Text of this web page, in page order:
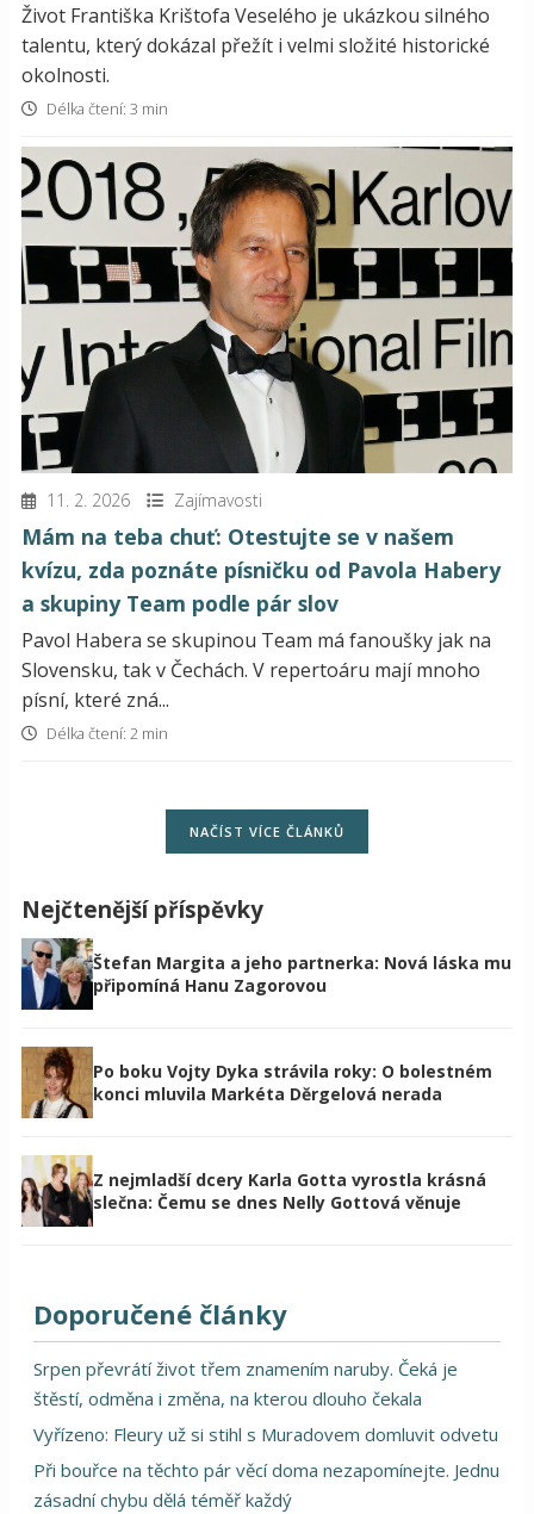
Život Františka Krištofa Veselého je ukázkou silného
talentu, který dokázal přežít i velmi složité historické
okolnosti.
Délka čtení: 3 min
11. 2. 2026 Zajímavosti
Mám na teba chuť: Otestujte se v našem
kvízu, zda poznáte písničku od Pavola Habery
a skupiny Team podle pár slov
Pavol Habera se skupinou Team má fanoušky jak na
Slovensku, tak v Čechách. V repertoáru mají mnoho
písní, které zná...
Délka čtení: 2 min
NAČÍST VÍCE ČLÁNKŮ
Nejčtenější příspěvky
Štefan Margita a jeho partnerka: Nová láska mu
připomíná Hanu Zagorovou
Po boku Vojty Dyka strávila roky: O bolestném
konci mluvila Markéta Děrgelová nerada
Z nejmladší dcery Karla Gotta vyrostla krásná
slečna: Čemu se dnes Nelly Gottová věnuje
Doporučené články
Srpen převrátí život třem znamením naruby. Čeká je
štěstí, odměna i změna, na kterou dlouho čekala
Vyřízeno: Fleury už si stihl s Muradovem domluvit odvetu
Při bouřce na těchto pár věcí doma nezapomínejte. Jednu
zásadní chybu dělá téměř každý